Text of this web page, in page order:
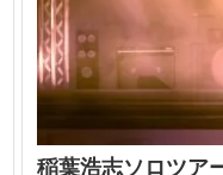
稲葉浩志ソロツア